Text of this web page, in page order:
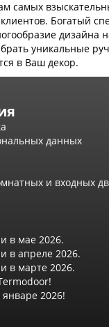
ГЛ
Про
Дебют
Нео
Симпл
Синди
Скай
самых
Богатый
дизайна
уникальные
в Ваш декор.
данных
и входных
в мае 2026.
в апреле 2026.
в марте 2026.
2026!